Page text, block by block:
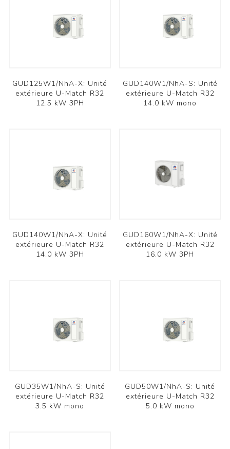
GUD125W1/NhA-X: Unité
extérieure U-Match R32
12.5 kW 3PH
GUD140W1/NhA-S: Unité
extérieure U-Match R32
14.0 kW mono
GUD140W1/NhA-X: Unité
extérieure U-Match R32
14.0 kW 3PH
GUD160W1/NhA-X: Unité
extérieure U-Match R32
16.0 kW 3PH
GUD35W1/NhA-S: Unité
extérieure U-Match R32
3.5 kW mono
GUD50W1/NhA-S: Unité
extérieure U-Match R32
5.0 kW mono